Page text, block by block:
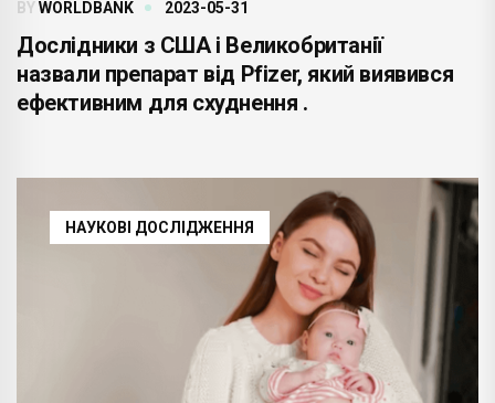
BYWORLDBANK 2023-05-31
Дослідники з США і Великобританії
назвали препарат від Pfizer, який виявився
ефективним для схуднення .
НАУКОВІ ДОСЛІДЖЕННЯ